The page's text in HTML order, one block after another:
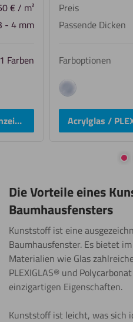
€/ m²
- 4 mm
1 Farben
Polycarbonat Produkte anzeigen
Preis
Passende Dicken
Farboptionen
transparent
Die Vorteile eines
Baumhausfensters
Kunststoff ist eine
Baumhausfenster. Es bietet
Materialien wie Glas
PLEXIGLAS® und
einzigartigen Eigenschaften.
Kunststoff ist leicht, was sich